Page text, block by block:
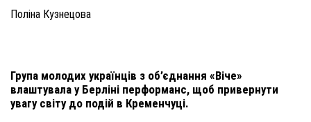
Поліна Кузнецова
Група молодих українців з об’єднання «Віче»
влаштувала у Берліні перформанс, щоб привернути
увагу світу до подій в Кременчуці.